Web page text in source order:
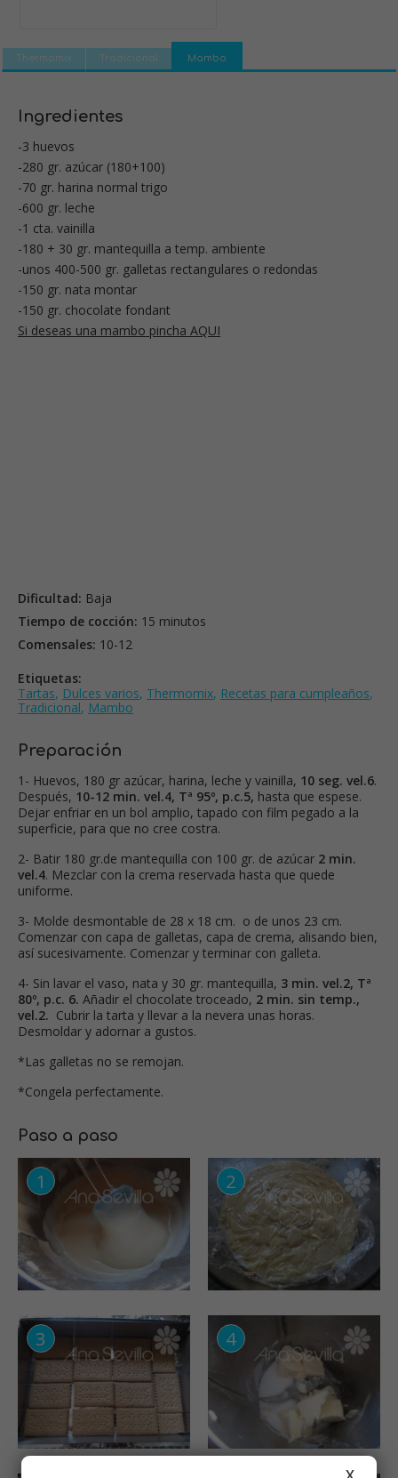
Thermomix Tradicional Mambo
Ingredientes
-3 huevos
-280 gr. azúcar (180+100)
-70 gr. harina normal trigo
-600 gr. leche
-1 cta. vainilla
-180 + 30 gr. mantequilla a temp. ambiente
-unos 400-500 gr. galletas rectangulares o redondas
-150 gr. nata montar
-150 gr. chocolate fondant
Si deseas una mambo pincha AQUI
Dificultad: Baja
Tiempo de cocción: 15 minutos
Comensales: 10-12
Etiquetas:
Tartas, Dulces varios, Thermomix, Recetas para cumpleaños,
Tradicional, Mambo
Preparación
1- Huevos, 180 gr azúcar, harina, leche y vainilla, 10 seg. vel.6.
Después, 10-12 min. vel.4, Tª 95º, p.c.5, hasta que espese.
Dejar enfriar en un bol amplio, tapado con film pegado a la
superficie, para que no cree costra.
2- Batir 180 gr.de mantequilla con 100 gr. de azúcar 2 min.
vel.4. Mezclar con la crema reservada hasta que quede
uniforme.
3- Molde desmontable de 28 x 18 cm. o de unos 23 cm.
Comenzar con capa de galletas, capa de crema, alisando bien,
así sucesivamente. Comenzar y terminar con galleta.
4- Sin lavar el vaso, nata y 30 gr. mantequilla, 3 min. vel.2, Tª
80º, p.c. 6. Añadir el chocolate troceado, 2 min. sin temp.,
vel.2. Cubrir la tarta y llevar a la nevera unas horas.
Desmoldar y adornar a gustos.
*Las galletas no se remojan.
*Congela perfectamente.
Paso a paso